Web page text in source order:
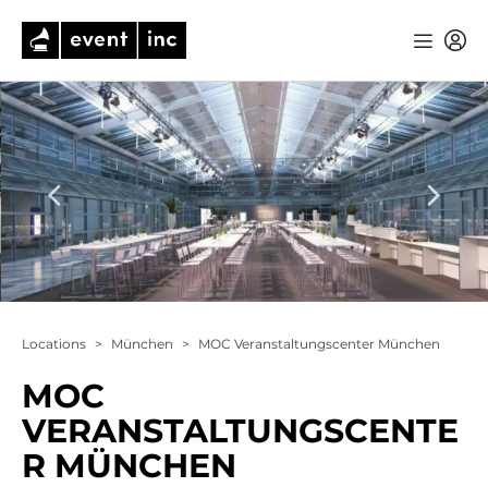
Locations > München > MOC Veranstaltungscenter München
MOC
VERANSTALTUNGSCENTE
R MÜNCHEN